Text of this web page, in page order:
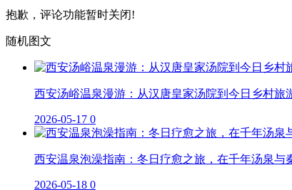
抱歉，评论功能暂时关闭!
随机图文
西安汤峪温泉漫游：从汉唐皇家汤院到今日乡村旅
2026-05-17 0
西安温泉泡澡指南：冬日疗愈之旅，在千年汤泉与
2026-05-18 0